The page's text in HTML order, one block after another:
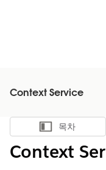
Context Service
목차 표시
목차
Context